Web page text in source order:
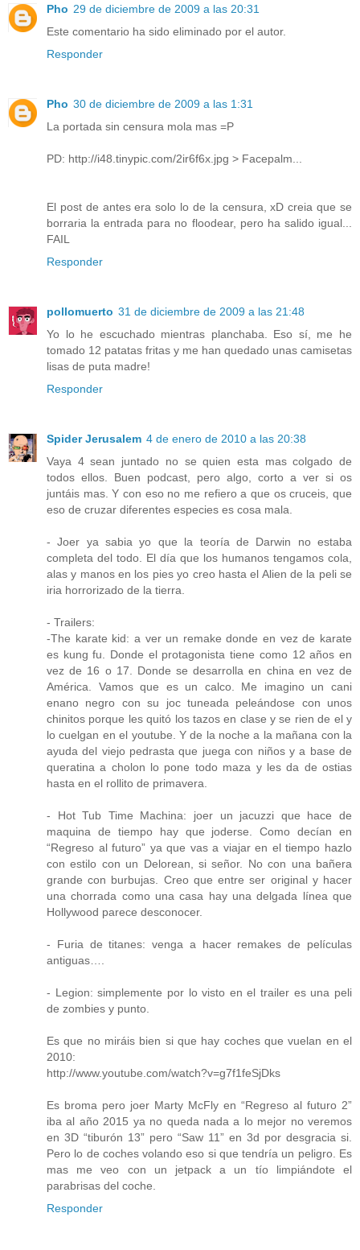
Pho 29 de diciembre de 2009 a las 20:31
Este comentario ha sido eliminado por el autor.
Responder
Pho 30 de diciembre de 2009 a las 1:31
La portada sin censura mola mas =P
PD: http://i48.tinypic.com/2ir6f6x.jpg > Facepalm...
El post de antes era solo lo de la censura, xD creia que se
borraria la entrada para no floodear, pero ha salido igual...
FAIL
Responder
pollomuerto 31 de diciembre de 2009 a las 21:48
Yo lo he escuchado mientras planchaba. Eso sí, me he
tomado 12 patatas fritas y me han quedado unas camisetas
lisas de puta madre!
Responder
Spider Jerusalem 4 de enero de 2010 a las 20:38
Vaya 4 sean juntado no se quien esta mas colgado de
todos ellos. Buen podcast, pero algo, corto a ver si os
juntáis mas. Y con eso no me refiero a que os cruceis, que
eso de cruzar diferentes especies es cosa mala.
- Joer ya sabia yo que la teoría de Darwin no estaba
completa del todo. El día que los humanos tengamos cola,
alas y manos en los pies yo creo hasta el Alien de la peli se
iria horrorizado de la tierra.
- Trailers:
-The karate kid: a ver un remake donde en vez de karate
es kung fu. Donde el protagonista tiene como 12 años en
vez de 16 o 17. Donde se desarrolla en china en vez de
América. Vamos que es un calco. Me imagino un cani
enano negro con su joc tuneada peleándose con unos
chinitos porque les quitó los tazos en clase y se rien de el y
lo cuelgan en el youtube. Y de la noche a la mañana con la
ayuda del viejo pedrasta que juega con niños y a base de
queratina a cholon lo pone todo maza y les da de ostias
hasta en el rollito de primavera.
- Hot Tub Time Machina: joer un jacuzzi que hace de
maquina de tiempo hay que joderse. Como decían en
“Regreso al futuro” ya que vas a viajar en el tiempo hazlo
con estilo con un Delorean, si señor. No con una bañera
grande con burbujas. Creo que entre ser original y hacer
una chorrada como una casa hay una delgada línea que
Hollywood parece desconocer.
- Furia de titanes: venga a hacer remakes de películas
antiguas….
- Legion: simplemente por lo visto en el trailer es una peli
de zombies y punto.
Es que no miráis bien si que hay coches que vuelan en el
2010:
http://www.youtube.com/watch?v=g7f1feSjDks
Es broma pero joer Marty McFly en “Regreso al futuro 2”
iba al año 2015 ya no queda nada a lo mejor no veremos
en 3D “tiburón 13” pero “Saw 11” en 3d por desgracia si.
Pero lo de coches volando eso si que tendría un peligro. Es
mas me veo con un jetpack a un tío limpiándote el
parabrisas del coche.
Responder